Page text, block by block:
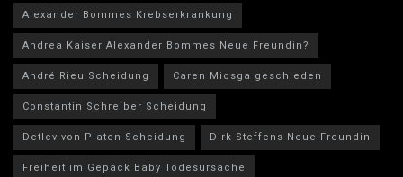
Alexander Bommes Krebserkrankung
Andrea Kaiser Alexander Bommes Neue Freundin?
André Rieu Scheidung
Caren Miosga geschieden
Constantin Schreiber Scheidung
Detlev von Platen Scheidung
Dirk Steffens Neue Freundin
Freiheit im Gepäck Baby Todesursache